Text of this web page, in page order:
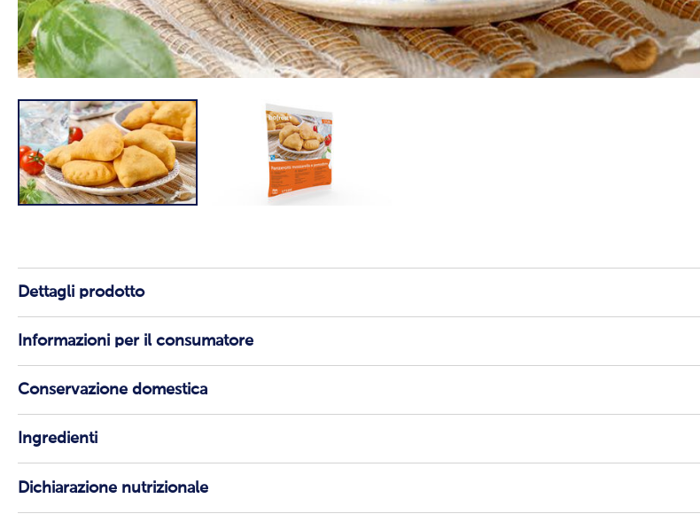
Dettagli prodotto
Informazioni per il consumatore
Conservazione domestica
Ingredienti
Dichiarazione nutrizionale